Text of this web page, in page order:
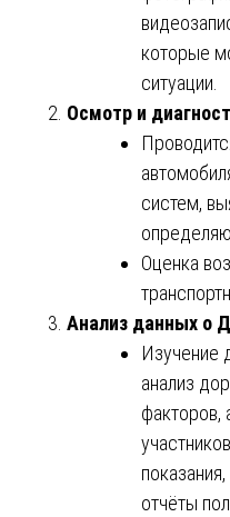
которые
ситуации.
Осмотр и
систем,
Оценка
Анализ данных о
Изучение
анализ
факторов,
отчёты